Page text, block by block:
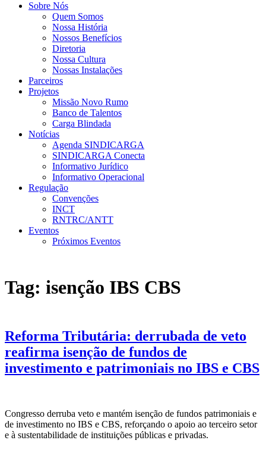
Sobre Nós
Quem Somos
Nossa História
Nossos Benefícios
Diretoria
Nossa Cultura
Nossas Instalações
Parceiros
Projetos
Missão Novo Rumo
Banco de Talentos
Carga Blindada
Notícias
Agenda SINDICARGA
SINDICARGA Conecta
Informativo Jurídico
Informativo Operacional
Regulação
Convenções
INCT
RNTRC/ANTT
Eventos
Próximos Eventos
Tag: isenção IBS CBS
Reforma Tributária: derrubada de veto
reafirma isenção de fundos de
investimento e patrimoniais no IBS e CBS
Congresso derruba veto e mantém isenção de fundos patrimoniais e
de investimento no IBS e CBS, reforçando o apoio ao terceiro setor
e à sustentabilidade de instituições públicas e privadas.